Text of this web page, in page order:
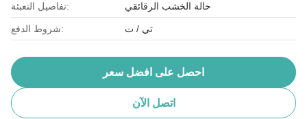
تفاصيل التعبئة: حالة الخشب الرقائقي
شروط الدفع: تي / ت
احصل على افضل سعر
اتصل الآن